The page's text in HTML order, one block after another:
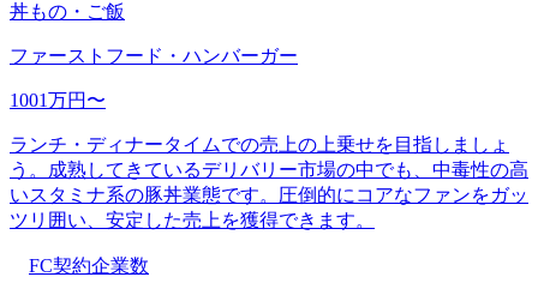
丼もの・ご飯
ファーストフード・ハンバーガー
1001万円〜
ランチ・ディナータイムでの売上の上乗せを目指しましょ
う。成熟してきているデリバリー市場の中でも、中毒性の高
いスタミナ系の豚丼業態です。圧倒的にコアなファンをガッ
ツリ囲い、安定した売上を獲得できます。
FC契約企業数